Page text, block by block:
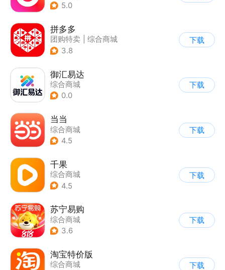
5.0
拼多多
团购特卖
综合商城
3.8
下载
御汇易达
综合商城
0.0
下载
当当
综合商城
4.5
下载
千果
综合商城
4.5
下载
苏宁易购
综合商城
3.6
下载
淘宝特价版
综合商城
下载